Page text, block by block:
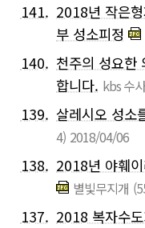
141. 2018년 작은
부 성소피정
140. 천주의 성요한
합니다. kbs 수사
139. 살레시오 성소
4) 2018/04/06
138. 2018년 야훼
별빛무지개
137. 2018 복자수